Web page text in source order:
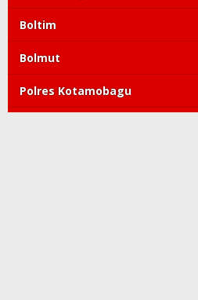
Boltim
Bolmut
Polres Kotamobagu